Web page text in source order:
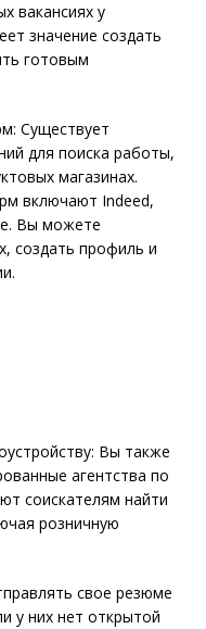
вакансиях у
значение создать
готовым
Существует
для поиска работы,
магазинах.
включают Indeed,
Вы можете
создать профиль и
Вы также
агентства по
соискателям найти
розничную
свое резюме
у них нет открытой